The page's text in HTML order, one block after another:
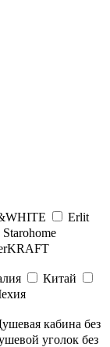
Erlit
Starohome
Китай
кабина без
уголок без